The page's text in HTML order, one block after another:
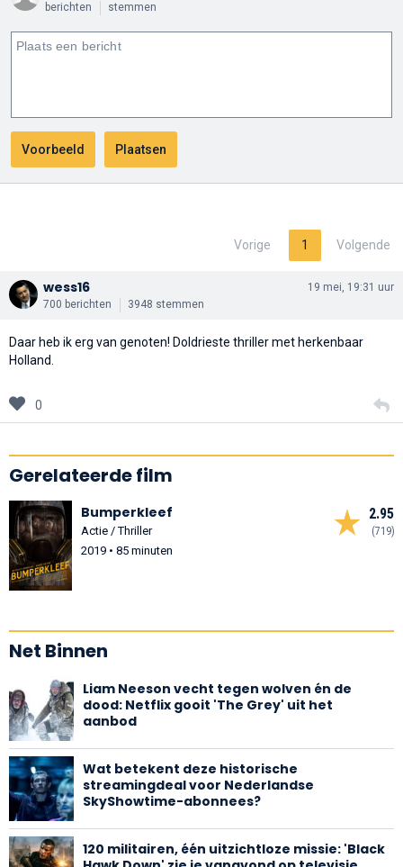
berichten stemmen
Vorige 1 Volgende
wess16
700 berichten 3948 stemmen
19 mei, 19:31 uur
Daar heb ik erg van genoten! Doldrieste thriller met herkenbaar
Holland.
0
Gerelateerde film
2.95
(719)
Bumperkleef
Actie / Thriller
2019 • 85 minuten
Net Binnen
Liam Neeson vecht tegen wolven én de
dood: Netflix gooit 'The Grey' uit het
aanbod
Wat betekent deze historische
streamingdeal voor Nederlandse
SkyShowtime-abonnees?
120 militairen, één uitzichtloze missie: 'Black